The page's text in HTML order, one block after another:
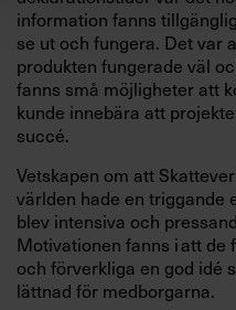
information fanns
se ut och fungera. Det var
pro­dukten fungerade väl
fanns små möjligheter att
kunde innebära att
succé.
Vetskapen om att
världen hade en triggande
blev intensiva och
Motivationen fanns i att
och förverkliga en god idé
lättnad för medborgarna.